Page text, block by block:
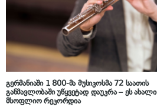
გერმანიაში 1 800-მა მუსიკოსმა 72 საათის
განმავლობაში უწყვეტად დაუკრა – ეს ახალი
მსოფლიო რეკორდია